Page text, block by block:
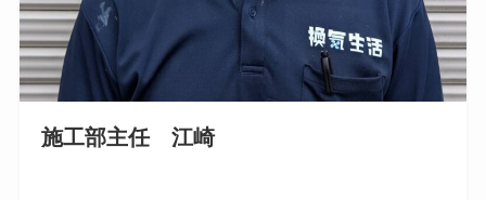
施工部主任 江崎